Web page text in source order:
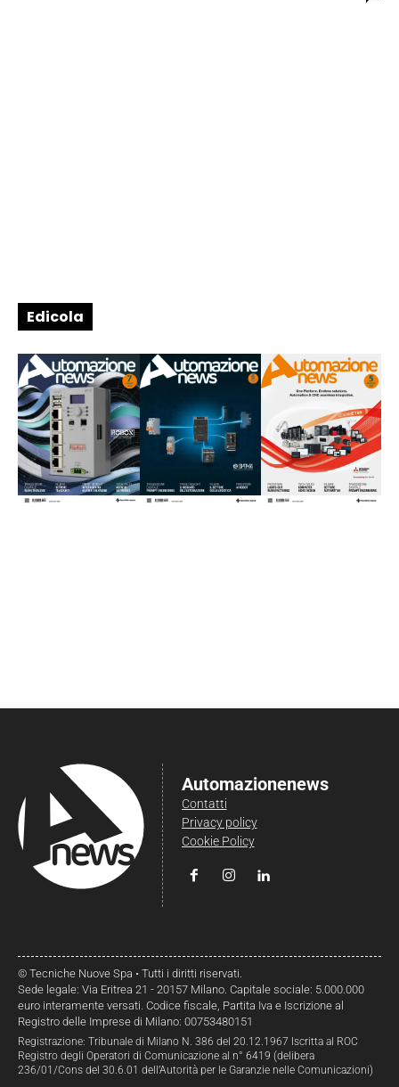
Edicola
Automazionenews
Contatti
Privacy policy
Cookie Policy
© Tecniche Nuove Spa • Tutti i diritti riservati.
Sede legale: Via Eritrea 21 - 20157 Milano. Capitale sociale: 5.000.000
euro interamente versati. Codice fiscale, Partita Iva e Iscrizione al
Registro delle Imprese di Milano: 00753480151
Registrazione: Tribunale di Milano N. 386 del 20.12.1967 Iscritta al ROC
Registro degli Operatori di Comunicazione al n° 6419 (delibera
236/01/Cons del 30.6.01 dell’Autorità per le Garanzie nelle Comunicazioni)